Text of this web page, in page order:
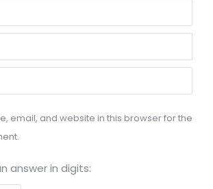
email, and website in this browser for the
answer in digits: